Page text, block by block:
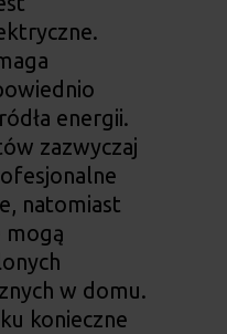
energii.
zazwyczaj
natomiast
mogą
w domu.
konieczne